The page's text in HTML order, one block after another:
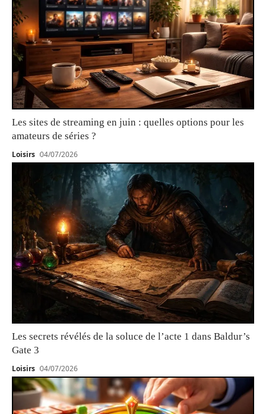
Les sites de streaming en juin : quelles options pour les
amateurs de séries ?
Loisirs 04/07/2026
Les secrets révélés de la soluce de l’acte 1 dans Baldur’s
Gate 3
Loisirs 04/07/2026